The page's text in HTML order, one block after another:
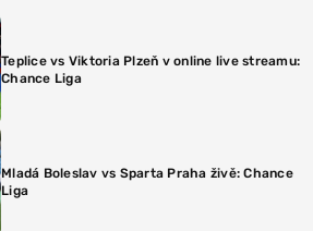
Teplice vs Viktoria Plzeň v online live streamu:
Chance Liga
Mladá Boleslav vs Sparta Praha živě: Chance
Liga